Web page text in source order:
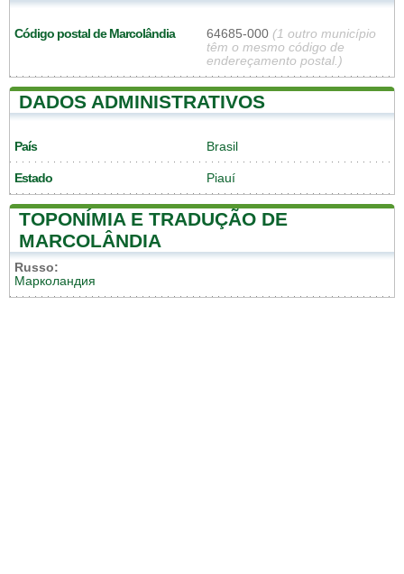
Código postal de Marcolândia 64685-000 (1 outro município
têm o mesmo código de
endereçamento postal.)
DADOS ADMINISTRATIVOS
País Brasil
Estado Piauí
TOPONÍMIA E TRADUÇÃO DE
MARCOLÂNDIA
Russo:
Марколандия